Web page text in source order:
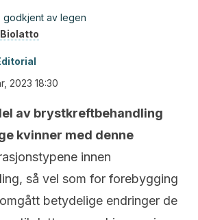
godkjent av legen
2023 18:30
av brystkreftbehandling
kvinner med denne
innen
så vel som for forebygging
betydelige endringer de